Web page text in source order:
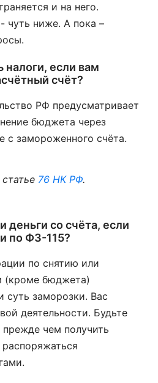
и на него.
чуть ниже. А пока –
если вам
счёт?
РФ предусматривает
бюджета через
с замороженного счёта.
76 НК РФ.
со счёта, если
по ФЗ-115?
по снятию или
(кроме бюджета)
суть заморозки. Вас
деятельности. Будьте
чем получить